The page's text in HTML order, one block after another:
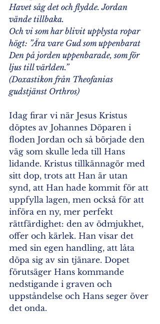
Havet såg det och flydde. Jordan
vände tillbaka.
Och vi som har blivit upplysta ropar
högt: ”Ära vare Gud som uppenbarat
Den på jorden uppenbarade, som för
ljus till världen.”
(Doxastikon från Theofanias
gudstjänst Orthros)
Idag firar vi när Jesus Kristus
döptes av Johannes Döparen i
floden Jordan och så började den
väg som skulle leda till Hans
lidande. Kristus tillkännagör med
sitt dop, trots att Han är utan
synd, att Han hade kommit för att
uppfylla lagen, men också för att
införa en ny, mer perfekt
rättfärdighet: den av ödmjukhet,
offer och kärlek. Han visar det
med sin egen handling, att låta
döpa sig av sin tjänare. Dopet
förutsäger Hans kommande
nedstigande i graven och
uppståndelse och Hans seger över
det onda.